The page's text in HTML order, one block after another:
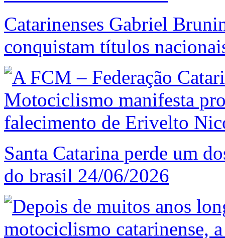
Catarinenses Gabriel
conquistam títulos
Santa Catarina perde um
do brasil 24/06/2026